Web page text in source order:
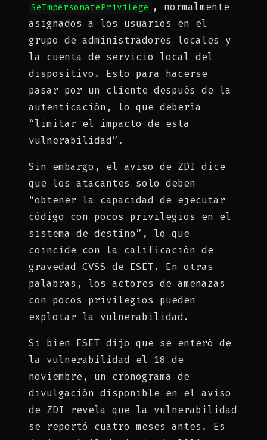
SeImpersonatePrivilege , normalmente
asignados a los usuarios en el
grupo de administradores locales y
la cuenta de servicio local del
dispositivo. Esto para hacerse
pasar por un cliente después de la
autenticación, lo que debería
“limitar el impacto de esta
vulnerabilidad”.
Sin embargo, el aviso de ZDI dice
que los atacantes solo deben
“obtener la capacidad de ejecutar
código con pocos privilegios en el
sistema de destino”, lo que
coincide con la calificación de
gravedad CVSS de ESET. En otras
palabras, los actores de amenazas
con pocos privilegios pueden
explotar la vulnerabilidad.
Si bien ESET dijo que se enteró de
la vulnerabilidad el 18 de
noviembre, un cronograma de
divulgación disponible en el aviso
de ZDI revela que la vulnerabilidad
se reportó cuatro meses antes. Es